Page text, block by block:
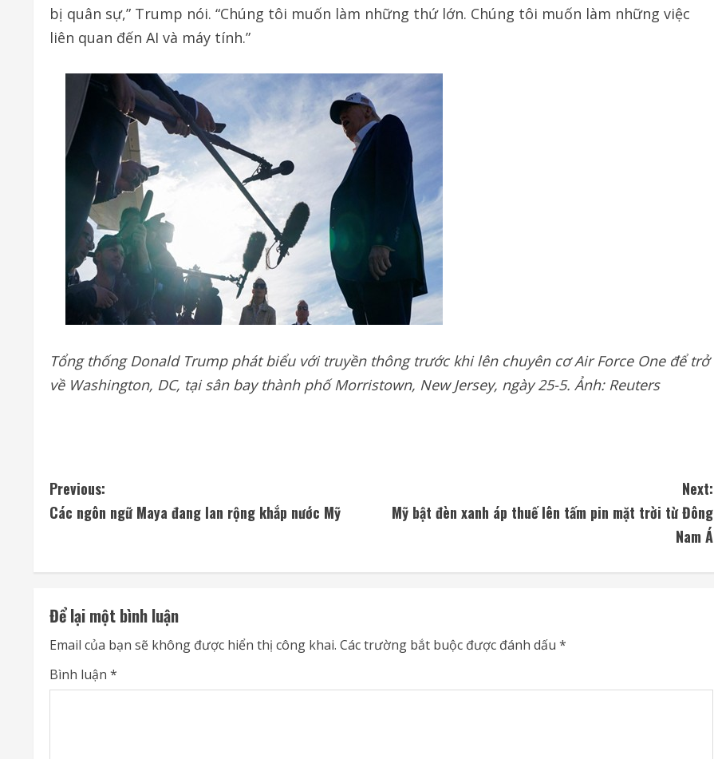
bị quân sự,” Trump nói. “Chúng tôi muốn làm những thứ lớn. Chúng tôi muốn làm những việc
liên quan đến AI và máy tính.”
Tổng thống Donald Trump phát biểu với truyền thông trước khi lên chuyên cơ Air Force One để trở
về Washington, DC, tại sân bay thành phố Morristown, New Jersey, ngày 25-5. Ảnh: Reuters
C
o
i
n
u
Previous:
Các ngôn ngữ Maya đang lan rộng khắp nước Mỹ
Next:
Mỹ bật đèn xanh áp thuế lên tấm pin mặt trời từ Đông
Nam Á
Để lại một bình luận
Email của bạn sẽ không được hiển thị công khai. Các trường bắt buộc được đánh dấu *
Bình luận *